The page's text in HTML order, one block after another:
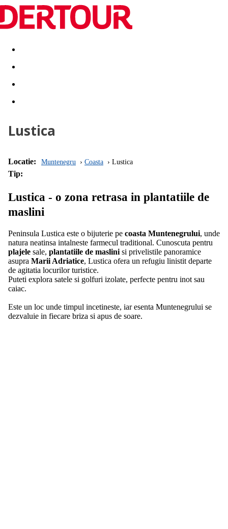
Destinatii Vacanta perfecta OFERTE DE NERATAT
Lustica
Locatie: Muntenegru Coasta Lustica
Tip:
Lustica - o zona retrasa in plantatiile de
maslini
Peninsula Lustica este o bijuterie pe coasta Muntenegrului, unde
natura neatinsa intalneste farmecul traditional. Cunoscuta pentru
plajele sale, plantatiile de maslini si privelistile panoramice
asupra Marii Adriatice, Lustica ofera un refugiu linistit departe
de agitatia locurilor turistice.
Puteti explora satele si golfuri izolate, perfecte pentru inot sau
caiac.
Este un loc unde timpul incetineste, iar esenta Muntenegrului se
dezvaluie in fiecare briza si apus de soare.